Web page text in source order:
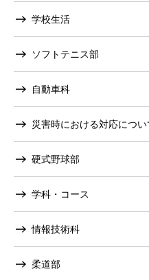
学校生活
ソフトテニス部
自動車科
災害時における対応につい
硬式野球部
学科・コース
情報技術科
柔道部